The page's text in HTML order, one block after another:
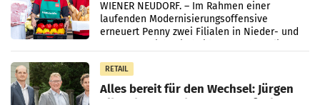
WIENER NEUDORF. – Im Rahmen einer
laufenden Modernisierungsoffensive
erneuert Penny zwei Filialen in Nieder- und
RETAIL
Alles bereit für den Wechsel: Jürgen